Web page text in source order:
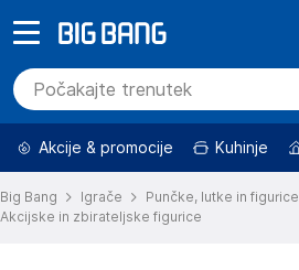
Akcije & promocije Kuhinje
Big Bang Igrače
Punčke, lutke in figurice
Akcijske in zbirateljske figurice